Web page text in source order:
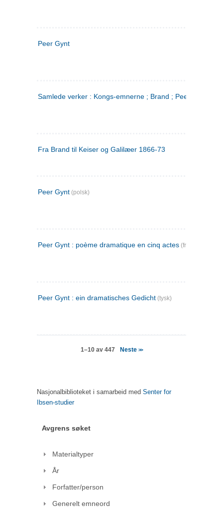
Peer Gynt
Samlede verker : Kongs-emnerne ; Brand ; Peer Gynt. 2
Fra Brand til Keiser og Galilæer 1866-73
Peer Gynt (polsk)
Peer Gynt : poème dramatique en cinq actes (fransk)
Peer Gynt : ein dramatisches Gedicht (tysk)
1–10 av 447 Neste >>
Nasjonalbiblioteket i samarbeid med Senter for
Ibsen-studier
Avgrens søket
Materialtyper
År
Forfatter/person
Generelt emneord